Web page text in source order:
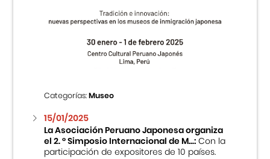
Categorías:Museo
15/01/2025
La Asociación Peruano Japonesa organiza
el 2. ° Simposio Internacional de M...:Con la
participación de expositores de 10 países.